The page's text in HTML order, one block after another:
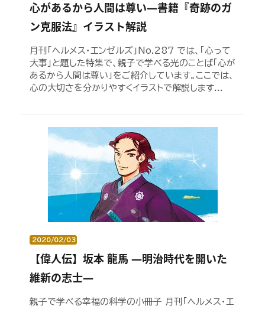
心があるから人間は尊い―書籍『奇跡のガ
ン克服法』イラスト解説
月刊「ヘルメス・エンゼルズ」No.287 では、「心って
大事」と題した特集で、親子で学べる光のことば「心が
あるから人間は尊い」をご紹介しています。ここでは、
心の大切さを分かりやすくイラストで解説します...
2020/02/03
【偉人伝】坂本 龍馬 ―明治時代を開いた
維新の志士―
親子で学べる幸福の科学の小冊子 月刊「ヘルメス・エ